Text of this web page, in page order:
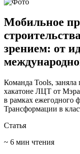
Мобильное
зрением: от
Команда Tools,
хакатоне ЛЦТ от
в рамках ежегодного
Трансформации в
Статья
~ 6 мин чтения